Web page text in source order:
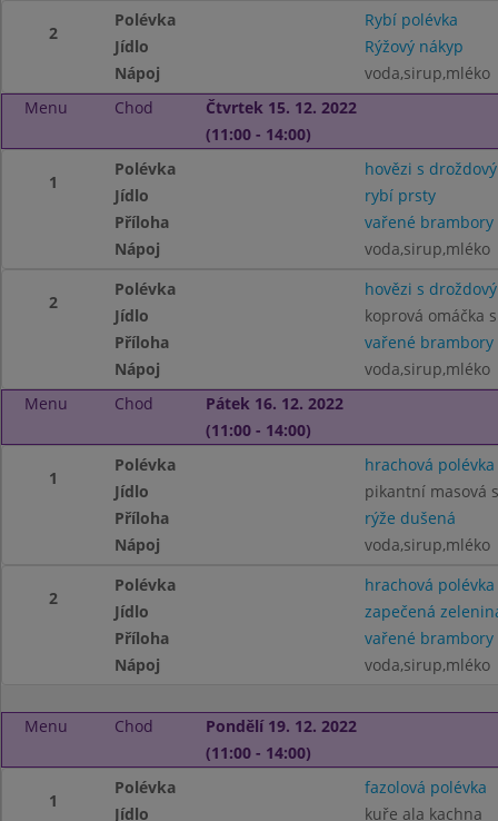
2
Polévka
Rybí polévka
Jídlo
Rýžový nákyp
Nápoj
voda,sirup,mléko
Menu
Chod
Čtvrtek 15. 12. 2022
(11:00 - 14:00)
1
Polévka
hovězi s
Jídlo
rybí prsty
Příloha
vařené brambory
Nápoj
voda,sirup,mléko
2
Polévka
hovězi s
Jídlo
koprová omáčka
Příloha
vařené brambory
Nápoj
voda,sirup,mléko
Menu
Chod
Pátek 16. 12. 2022
(11:00 - 14:00)
1
Polévka
hrachová polévka
Jídlo
pikantní masová
Příloha
rýže dušená
Nápoj
voda,sirup,mléko
2
Polévka
hrachová polévka
Jídlo
zapečená
Příloha
vařené brambory
Nápoj
voda,sirup,mléko
Menu Chod
Pondělí 19. 12. 2022
(11:00 - 14:00)
1
Polévka
fazolová polévka
Jídlo
kuře ala kachna